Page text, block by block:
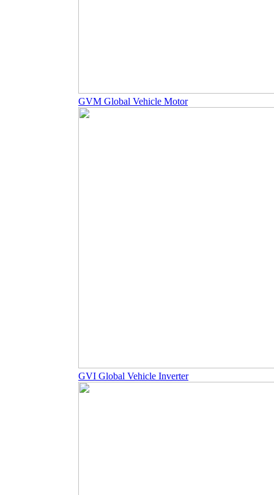
GVM Global Vehicle Motor
GVI Global Vehicle Inverter